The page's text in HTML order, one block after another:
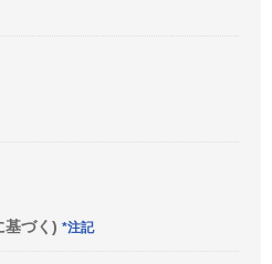
基づく) *注記